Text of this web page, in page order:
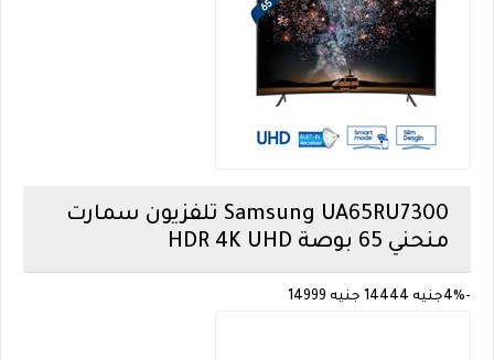
Samsung UA65RU7300 تلفزيون سمارت
منحني 65 بوصة HDR 4K UHD
-4% جنيه 14444 جنيه 14999